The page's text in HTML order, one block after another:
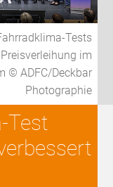
Tests
im
© ADFC/Deckbar
Photographie
Test